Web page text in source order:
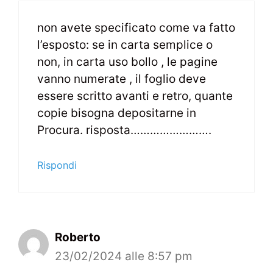
non avete specificato come va fatto
l’esposto: se in carta semplice o
non, in carta uso bollo , le pagine
vanno numerate , il foglio deve
essere scritto avanti e retro, quante
copie bisogna depositarne in
Procura. risposta…………………….
Rispondi
Roberto
23/02/2024 alle 8:57 pm